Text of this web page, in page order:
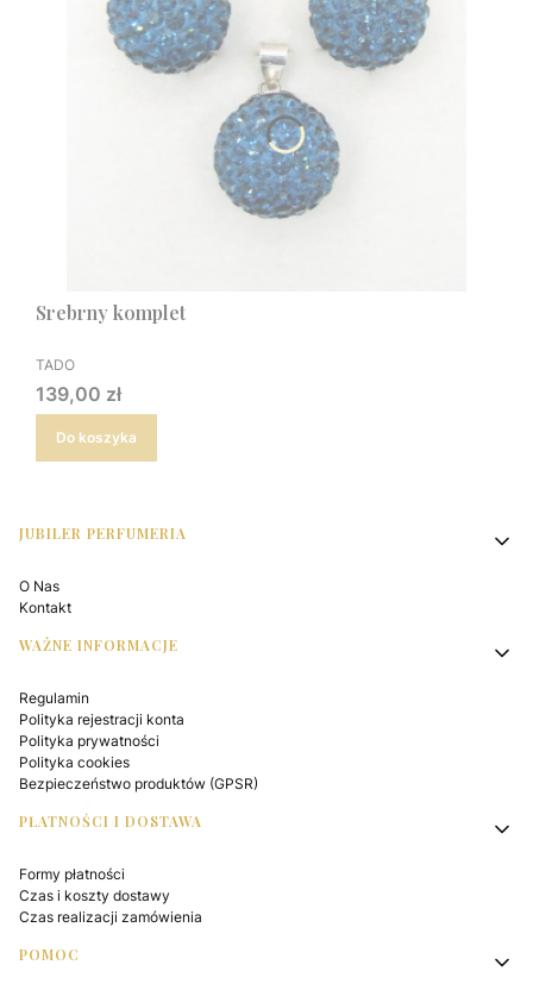
Srebrny komplet
PRODUCENT
TADO
Cena
139,00 zł
Do koszyka
Linki w stopce
JUBILER PERFUMERIA
O Nas
Kontakt
WAŻNE INFORMACJE
Regulamin
Polityka rejestracji konta
Polityka prywatności
Polityka cookies
Bezpieczeństwo produktów (GPSR)
PŁATNOŚCI I DOSTAWA
Formy płatności
Czas i koszty dostawy
Czas realizacji zamówienia
POMOC